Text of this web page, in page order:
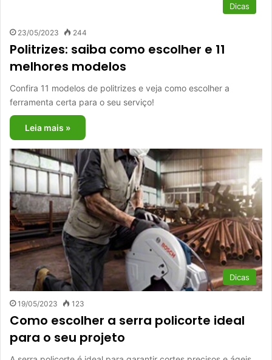
Dicas
23/05/2023 244
Politrizes: saiba como escolher e 11
melhores modelos
Confira 11 modelos de politrizes e veja como escolher a
ferramenta certa para o seu serviço!
Leia mais »
Dicas
19/05/2023 123
Como escolher a serra policorte ideal
para o seu projeto